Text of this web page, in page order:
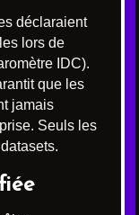
déclaraient
lors de
IDC).
que les
jamais
Seuls les